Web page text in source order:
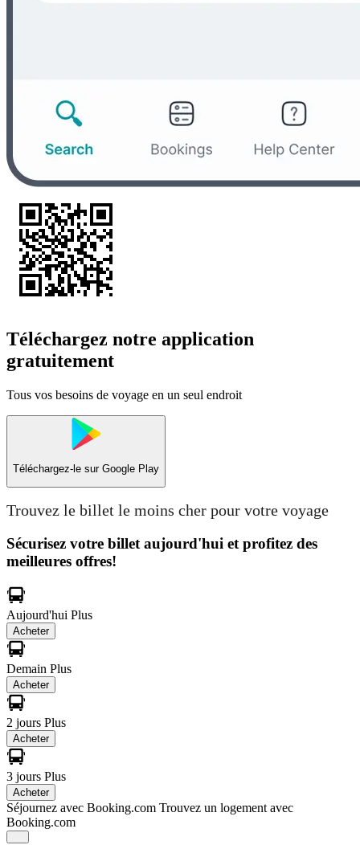
Téléchargez notre application
gratuitement
Tous vos besoins de voyage en un seul endroit
Téléchargez-le sur Google Play
Trouvez le billet le moins cher pour votre voyage
Sécurisez votre billet aujourd'hui et profitez des
meilleures offres!
Aujourd'hui Plus
Acheter
Demain Plus
Acheter
2 jours Plus
Acheter
3 jours Plus
Acheter
Séjournez avec Booking.com Trouvez un logement avec
Booking.com